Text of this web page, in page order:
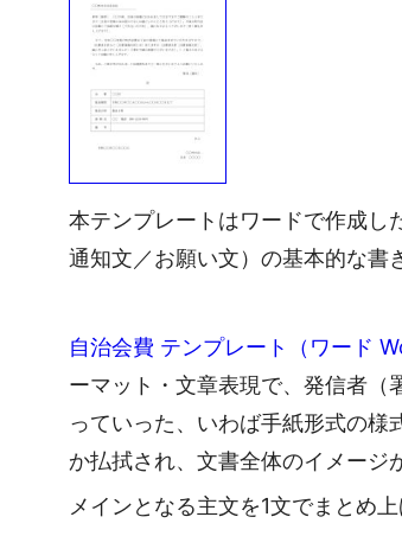
本テンプレートはワードで作成し
通知文／お願い文）の基本的な書
自治会費 テンプレート（ワード
ーマット・文章表現で、発信者（
っていった、いわば手紙形式の様
か払拭され、文書全体のイメージ
メインとなる主文を1文でまとめ